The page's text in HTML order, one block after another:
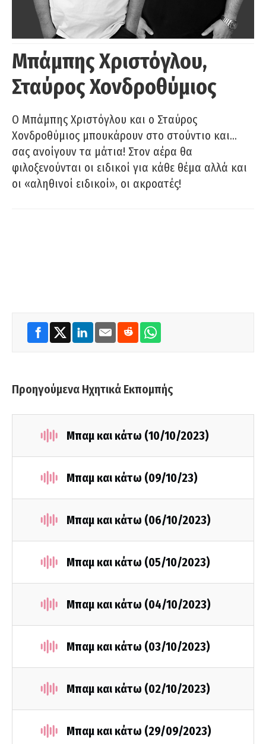
Μπάμπης Χριστόγλου,
Σταύρος Χονδροθύμιος
O Μπάμπης Χριστόγλου και ο Σταύρος
Χονδροθύμιος μπουκάρουν στο στούντιο και…
σας ανοίγουν τα μάτια! Στον αέρα θα
φιλοξενούνται οι ειδικοί για κάθε θέμα αλλά και
οι «αληθινοί ειδικοί», οι ακροατές!
Προηγούμενα Ηχητικά Εκπομπής
Μπαμ και κάτω (10/10/2023)
Μπαμ και κάτω (09/10/23)
Μπαμ και κάτω (06/10/2023)
Μπαμ και κάτω (05/10/2023)
Μπαμ και κάτω (04/10/2023)
Μπαμ και κάτω (03/10/2023)
Μπαμ και κάτω (02/10/2023)
Μπαμ και κάτω (29/09/2023)